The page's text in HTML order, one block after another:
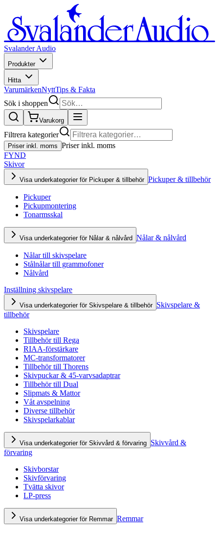
Svalander Audio
Produkter
Hitta
VarumärkenNyttTips & Fakta
Sök i shoppen
Varukorg
Filtrera kategorier
Priser inkl. moms Priser inkl. moms
FYND
Skivor
Visa underkategorier för Pickuper & tillbehör Pickuper & tillbehör
Pickuper
Pickupmontering
Tonarmsskal
Visa underkategorier för Nålar & nålvård Nålar & nålvård
Nålar till skivspelare
Stålnålar till grammofoner
Nålvård
Inställning skivspelare
Visa underkategorier för Skivspelare & tillbehör Skivspelare &
tillbehör
Skivspelare
Tillbehör till Rega
RIAA-förstärkare
MC-transformatorer
Tillbehör till Thorens
Skivpuckar & 45-varvsadaptrar
Tillbehör till Dual
Slipmats & Mattor
Våt avspelning
Diverse tillbehör
Skivspelarkablar
Visa underkategorier för Skivvård & förvaring Skivvård &
förvaring
Skivborstar
Skivförvaring
Tvätta skivor
LP-press
Visa underkategorier för Remmar Remmar